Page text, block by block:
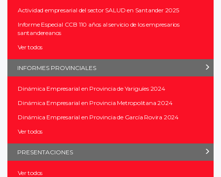
Actividad empresarial del sector SALUD en Santander 2025
Informe Especial CCB 110 años al servicio de los empresarios
santandereanos
Ver todos
INFORMES PROVINCIALES
Dinámica Empresarial en Provincia de Yariguíes 2024
Dinámica Empresarial en Provincia Metropolitana 2024
Dinámica Empresarial en Provincia de García Rovira 2024
Ver todos
PRESENTACIONES
Ver todos